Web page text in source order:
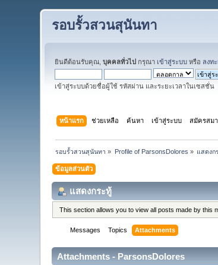
รอบรั้วสวนสุนันทา
ยินดีต้อนรับคุณ,บุคคลทั่วไป กรุณา เข้าสู่ระบบ หรือ ลงท
เข้าสู่ระบบด้วยชื่อผู้ใช้ รหัสผ่าน และระยะเวลาในเซสชั่น
หน้าแรก ช่วยเหลือ ค้นหา เข้าสู่ระบบ สมัครสม
รอบรั้วสวนสุนันทา » Profile of ParsonsDolores » แสดงก
ข้อมูลส่วนตัว
แสดงกระทู้
This section allows you to view all posts made by this
Messages Topics Attachments
Attachments - ParsonsDolores